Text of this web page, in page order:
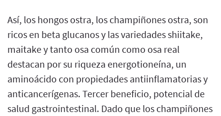
Así, los hongos ostra, los champiñones ostra, son
ricos en beta glucanos y las variedades shiitake,
maitake y tanto osa común como osa real
destacan por su riqueza energotioneína, un
aminoácido con propiedades antiinflamatorias y
anticancerígenas. Tercer beneficio, potencial de
salud gastrointestinal. Dado que los champiñones